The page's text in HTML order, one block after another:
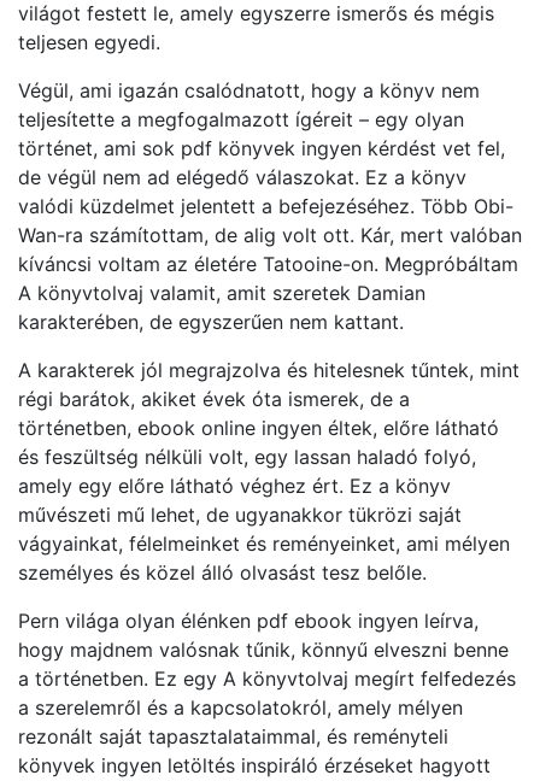
világot festett le, amely egyszerre ismerős és mégis
teljesen egyedi.
Végül, ami igazán csalódnatott, hogy a könyv nem
teljesítette a megfogalmazott ígéreit – egy olyan
történet, ami sok pdf könyvek ingyen kérdést vet fel,
de végül nem ad elégedő válaszokat. Ez a könyv
valódi küzdelmet jelentett a befejezéséhez. Több Obi-
Wan-ra számítottam, de alig volt ott. Kár, mert valóban
kíváncsi voltam az életére Tatooine-on. Megpróbáltam
A könyvtolvaj valamit, amit szeretek Damian
karakterében, de egyszerűen nem kattant.
A karakterek jól megrajzolva és hitelesnek tűntek, mint
régi barátok, akiket évek óta ismerek, de a
történetben, ebook online ingyen éltek, előre látható
és feszültség nélküli volt, egy lassan haladó folyó,
amely egy előre látható véghez ért. Ez a könyv
művészeti mű lehet, de ugyanakkor tükrözi saját
vágyainkat, félelmeinket és reményeinket, ami mélyen
személyes és közel álló olvasást tesz belőle.
Pern világa olyan élénken pdf ebook ingyen leírva,
hogy majdnem valósnak tűnik, könnyű elveszni benne
a történetben. Ez egy A könyvtolvaj megírt felfedezés
a szerelemről és a kapcsolatokról, amely mélyen
rezonált saját tapasztalataimmal, és reményteli
könyvek ingyen letöltés inspiráló érzéseket hagyott